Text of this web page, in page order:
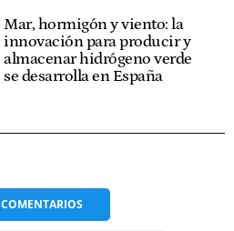
Mar, hormigón y viento: la
innovación para producir y
almacenar hidrógeno verde
se desarrolla en España
COMENTARIOS